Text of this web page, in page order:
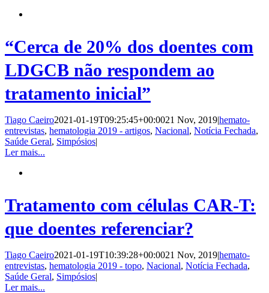
“Cerca de 20% dos doentes com
LDGCB não respondem ao
tratamento inicial”
Tiago Caeiro2021-01-19T09:25:45+00:0021 Nov, 2019|hemato-
entrevistas, hematologia 2019 - artigos, Nacional, Notícia Fechada,
Saúde Geral, Simpósios|
Ler mais...
Tratamento com células CAR-T:
que doentes referenciar?
Tiago Caeiro2021-01-19T10:39:28+00:0021 Nov, 2019|hemato-
entrevistas, hematologia 2019 - topo, Nacional, Notícia Fechada,
Saúde Geral, Simpósios|
Ler mais...